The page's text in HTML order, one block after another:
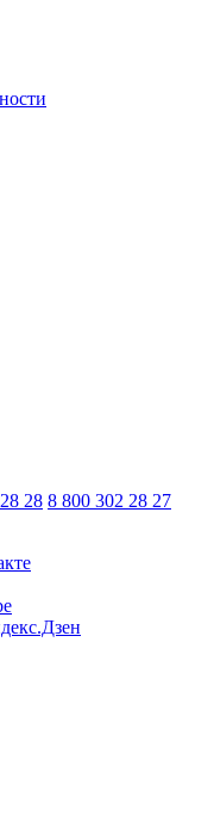
28 8 800 302 28 27